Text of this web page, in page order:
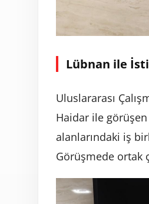
Lübnan ile
Uluslararası
Haidar ile
alanlarındaki iş
Görüşmede ortak